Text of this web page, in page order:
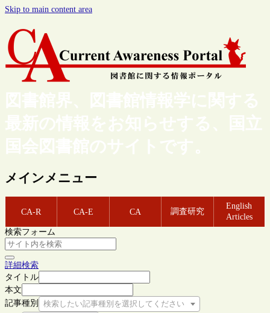
Skip to main content area
図書館界、図書館情報学に関する
最新の情報をお知らせする、国立
国会図書館のサイトです。
メインメニュー
CA-R CA-E CA 調査研究
English
Articles
検索フォーム
詳細検索
タイトル
本文
記事種別
検索したい記事種別を選択してください